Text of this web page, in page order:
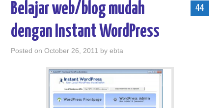
44
Belajar web/blog mudah
dengan Instant WordPress
Posted onOctober 26, 2011 byebta